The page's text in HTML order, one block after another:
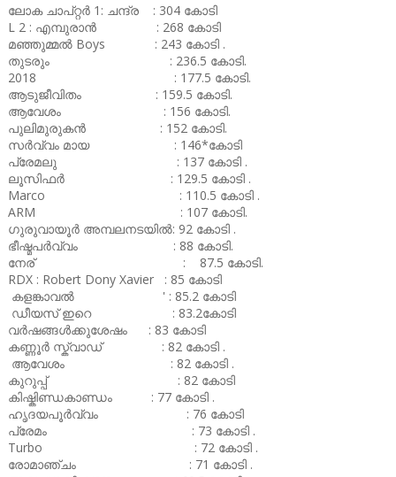
ലോക ചാപ്റ്റർ 1: ചന്ദ്ര : 304 കോടി
L 2 : എമ്പുരാൻ : 268 കോടി
മഞ്ഞുമ്മൽ Boys : 243 കോടി .
തുടരും : 236.5 കോടി.
2018 : 177.5 കോടി.
ആടുജീവിതം : 159.5 കോടി.
ആവേശം : 156 കോടി.
പുലിമുരുകൻ : 152 കോടി.
സർവ്വം മായ : 146*കോടി
പ്രേമലു : 137 കോടി .
ലൂസിഫർ : 129.5 കോടി .
Marco : 110.5 കോടി .
ARM : 107 കോടി.
ഗുരുവായൂർ അമ്പലനടയിൽ: 92 കോടി .
ഭീഷ്മപർവ്വം : 88 കോടി.
നേര് : 87.5 കോടി.
RDX : Robert Dony Xavier : 85 കോടി
കളങ്കാവൽ ' : 85.2 കോടി
ഡീയസ് ഇറെ : 83.2കോടി
വർഷങ്ങൾക്കുശേഷം : 83 കോടി
കണ്ണൂർ സ്ക്വാഡ് : 82 കോടി .
ആവേശം : 82 കോടി .
കുറുപ്പ് : 82 കോടി
കിഷ്കിണ്ഡകാണ്ഡം : 77 കോടി .
ഹൃദയപൂർവ്വം : 76 കോടി
പ്രേമം : 73 കോടി .
Turbo : 72 കോടി .
രോമാഞ്ചം : 71 കോടി .